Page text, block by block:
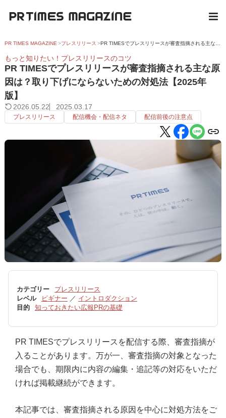
PR TIMES MAGAZINE プレスリリース
もっと知りたい！プレスリリースのコツ
PR TIMESでプレスリリースが審査指摘される主な原
因は？取り下げにならないための対処法【2025年
版】
2026.05.22 2025.03.17
プレスリリース 配信機会・配信ネタ 配信前後の注意点
カテゴリー
プレスリリース
レベル
ビギナー ／ イントロダクション
目的
知っておきたい広報PRの基礎
PR TIMESでプレスリリースを配信する際、審査指摘が
入ることがあります。万が一、審査指摘の対象となった
場合でも、期限内に内容の編集・追記等の対応をいただ
ければ掲載継続ができます。
本記事では、審査指摘される原因を中心に対処方法をご